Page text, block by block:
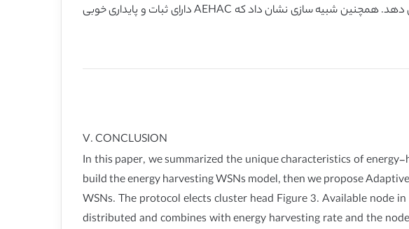
دسترس موجود در شبکه را افزایش دهد ، بلکه میزان گذردهی شبکه را نیز در مرحله موازنه دینامیک افزایش دهد. همچنین شبیه سازی نشان داد که AEHAC دارای ثبات و پایداری خوبی
V. CONCLUSION
In this paper, we summarized the unique characteristics of
build the energy harvesting WSNs model, then we propose
WSNs. The protocol elects cluster head Figure 3. Available node
distributed and combines with energy harvesting rate and the